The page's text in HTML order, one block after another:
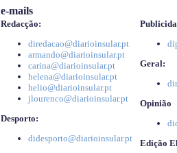
e-mails
Redacção:
diredacao@diarioinsular.pt
armando@diarioinsular.pt
carina@diarioinsular.pt
helena@diarioinsular.pt
helio@diarioinsular.pt
jlourenco@diarioinsular.pt
Desporto:
didesporto@diarioinsular.pt
Geral:
Opinião
Edição